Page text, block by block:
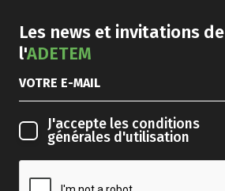
Les news et invitations de
l'ADETEM
J'accepte les conditions
générales d'utilisation